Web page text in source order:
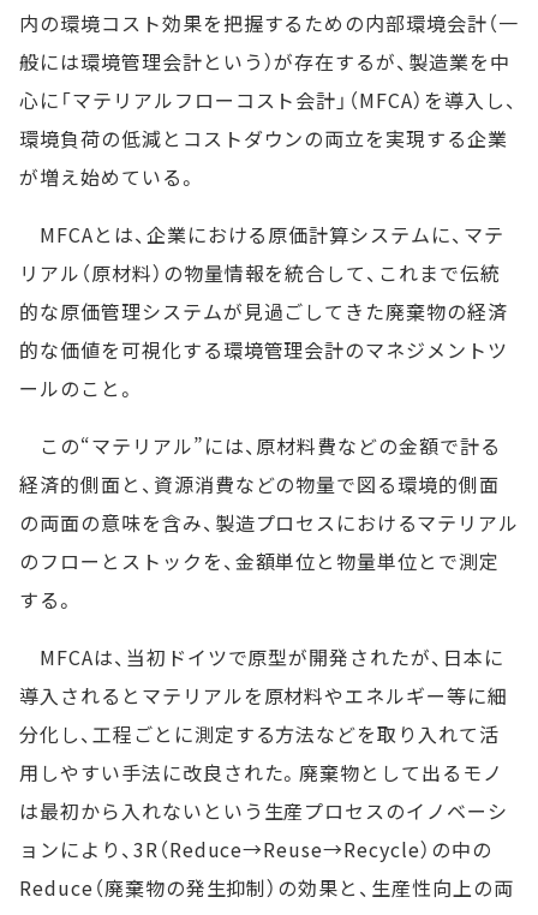
内の環境コスト効果を把握するための内部環境会計（一
般には環境管理会計という）が存在するが、製造業を中
心に「マテリアルフローコスト会計」（MFCA）を導入し、
環境負荷の低減とコストダウンの両立を実現する企業
が増え始めている。
MFCAとは、企業における原価計算システムに、マテ
リアル（原材料）の物量情報を統合して、これまで伝統
的な原価管理システムが見過ごしてきた廃棄物の経済
的な価値を可視化する環境管理会計のマネジメントツ
ールのこと。
この“マテリアル”には、原材料費などの金額で計る
経済的側面と、資源消費などの物量で図る環境的側面
の両面の意味を含み、製造プロセスにおけるマテリアル
のフローとストックを、金額単位と物量単位とで測定
する。
MFCAは、当初ドイツで原型が開発されたが、日本に
導入されるとマテリアルを原材料やエネルギー等に細
分化し、工程ごとに測定する方法などを取り入れて活
用しやすい手法に改良された。廃棄物として出るモノ
は最初から入れないという生産プロセスのイノベーシ
ョンにより、3R（Reduce→Reuse→Recycle）の中の
Reduce（廃棄物の発生抑制）の効果と、生産性向上の両